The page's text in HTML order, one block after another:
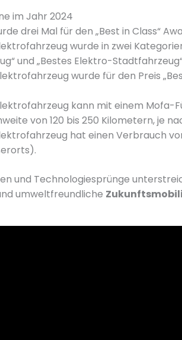
im Jahr 2024
drei Mal für den „Best in Class“
wurde in zwei
und „Bestes Elektro-
wurde für den Preis
kann mit einem
von 120 bis 250 Kilometern, je
hat einen Verbrauch
und Technologiesprünge
umweltfreundliche